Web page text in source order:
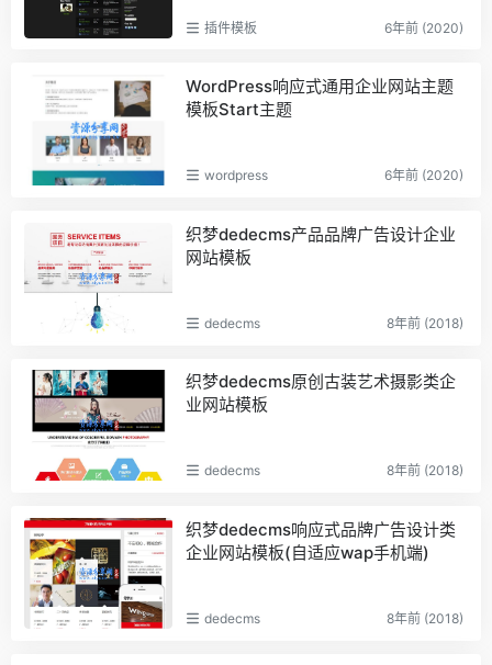
插件模板 6年前 (2020)
WordPress响应式通用企业网站主题
模板Start主题
wordpress 6年前 (2020)
织梦dedecms产品品牌广告设计企业
网站模板
dedecms 8年前 (2018)
织梦dedecms原创古装艺术摄影类企
业网站模板
dedecms 8年前 (2018)
织梦dedecms响应式品牌广告设计类
企业网站模板(自适应wap手机端)
dedecms 8年前 (2018)